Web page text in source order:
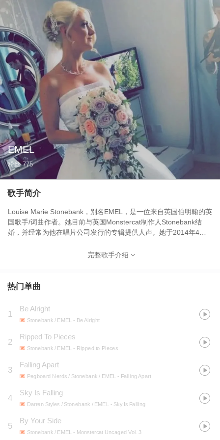
EMEL
粉丝 775
歌手简介
Louise Marie Stonebank，别名EMEL，是一位来自英国伯明翰的英
国歌手/词曲作者。她目前与英国Monstercat制作人Stonebank结
婚，并经常为他在唱片公司发行的专辑提供人声。她于2014年4月
声。 EMEL是电音制作人Stonebank的妻子
完整歌手介绍
热门单曲
1
Be Alright
Stonebank / EMEL - Be Alright
2
Ripped To Pieces
Stonebank / EMEL - Ripped to Pieces
3
Falling Apart
Pegboard Nerds / Stonebank / EMEL - Falling Apart
4
Sky Is Falling
Darren Styles / Stonebank / EMEL - Sky Is Falling
5
By Your Side
Stonebank / EMEL - Monstercat Uncaged Vol. 3